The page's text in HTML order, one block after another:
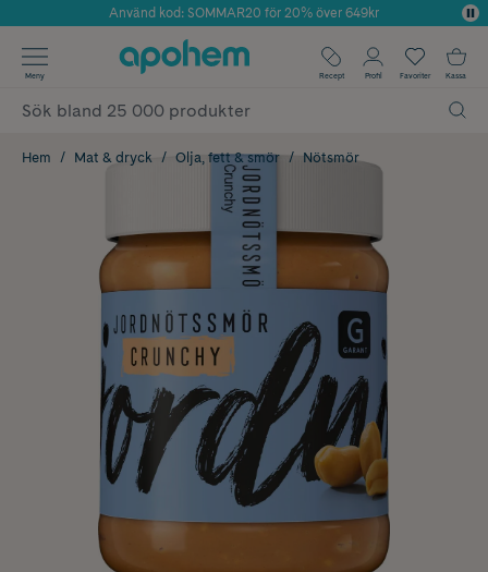
Årets Butik 2025 inom Skönhet
Använd kod: SOMMAR20 för 20% över 649kr
✓ Fri frakt
✓ Poäng på alla köp*
Meny Recept Profil Favoriter Kassa
Hem Mat & dryck Olja, fett & smör Nötsmör